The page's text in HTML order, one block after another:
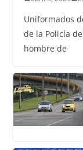
Uniformados
de la Policía
hombre de